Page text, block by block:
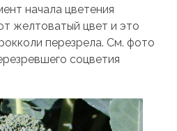
начала цветения
желтоватый цвет и это
перезрела. См. фото
соцветия